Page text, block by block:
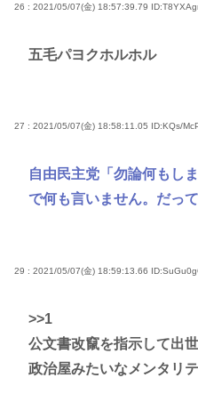
26 : 2021/05/07(金) 18:57:39.79
五毛パヨクホルホル
27 : 2021/05/07(金) 18:58:11.05 ID:KQs/
自由民主党「勿論何もし
で何も言いません。だっ
29 : 2021/05/07(金) 18:59:13.66
>>1
公文書改竄を指示して出
政治屋みたいなメンタリ